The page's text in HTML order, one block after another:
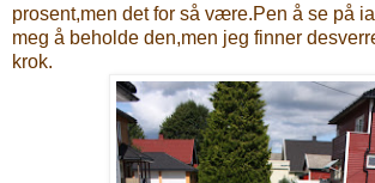
prosent,men det for så være.Pen å se på
meg å beholde den,men jeg finner
krok.